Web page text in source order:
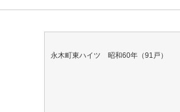
永木町東ハイツ 昭和60年（91戸）